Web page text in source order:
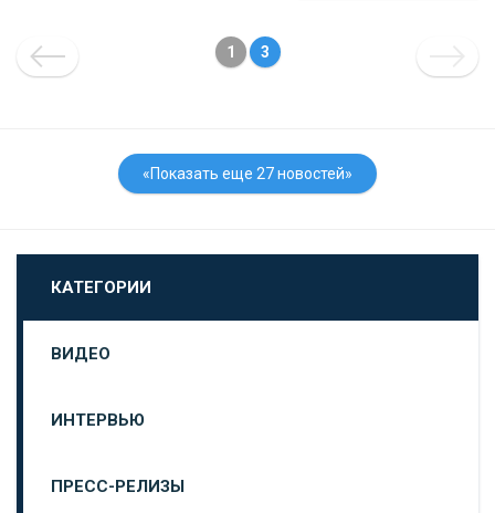
1 3
«Показать еще 27 новостей»
КАТЕГОРИИ
ВИДЕО
ИНТЕРВЬЮ
ПРЕСС-РЕЛИЗЫ